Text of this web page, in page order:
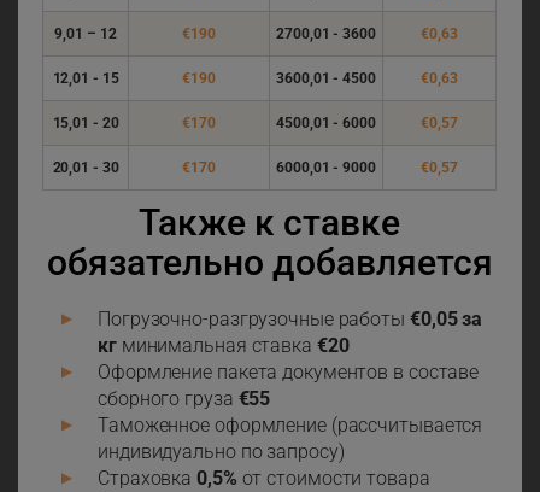
9,01 – 12 €190 2700,01 - 3600 €0,63
12,01 - 15 €190 3600,01 - 4500 €0,63
15,01 - 20 €170 4500,01 - 6000 €0,57
20,01 - 30 €170 6000,01 - 9000 €0,57
Также к ставке
обязательно добавляется
Погрузочно-разгрузочные работы €0,05 за
кгминимальная ставка €20
Оформление пакета документов в составе
сборного груза €55
Таможенное оформление (рассчитывается
индивидуально по запросу)
Страховка 0,5% от стоимости товара